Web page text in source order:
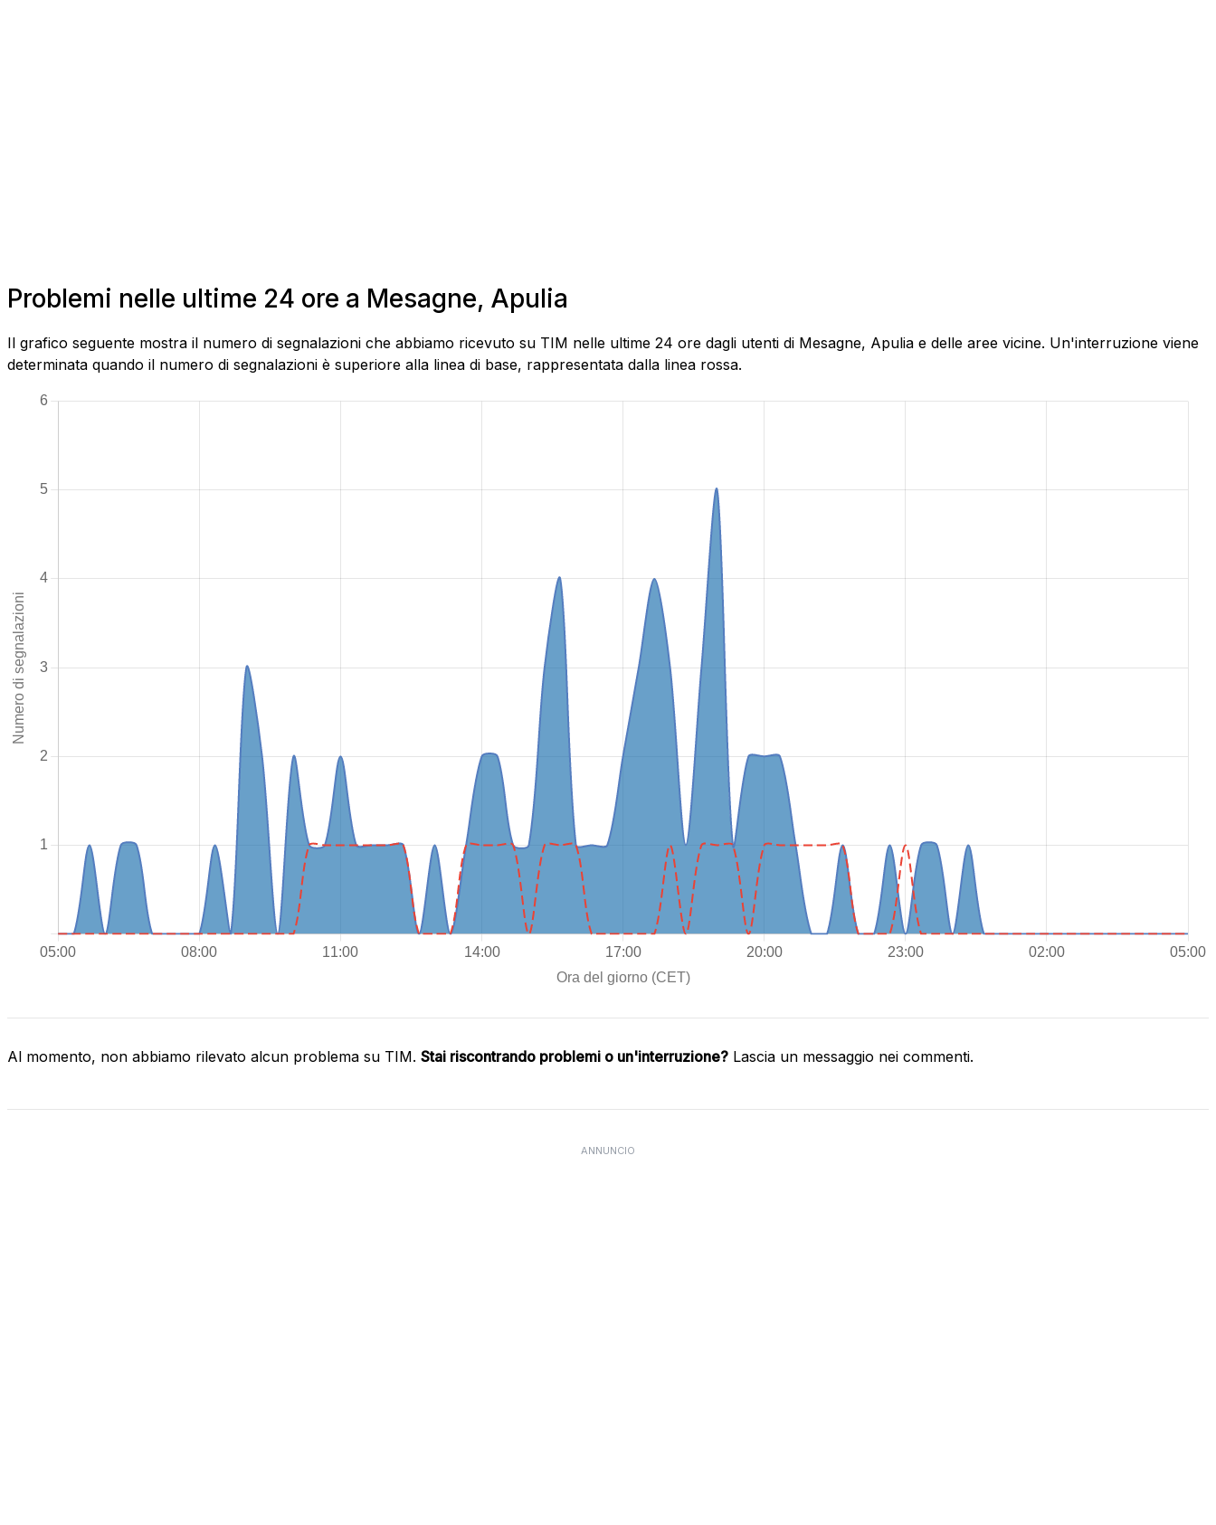
Problemi nelle ultime 24 ore a Mesagne, Apulia
Il grafico seguente mostra il numero di segnalazioni che abbiamo ricevuto su TIM nelle ultime 24 ore dagli utenti di Mesagne, Apulia e delle aree vicine. Un'interruzione viene
determinata quando il numero di segnalazioni è superiore alla linea di base, rappresentata dalla linea rossa.
Al momento, non abbiamo rilevato alcun problema su TIM. Stai riscontrando problemi o un'interruzione? Lascia un messaggio nei commenti.
ANNUNCIO